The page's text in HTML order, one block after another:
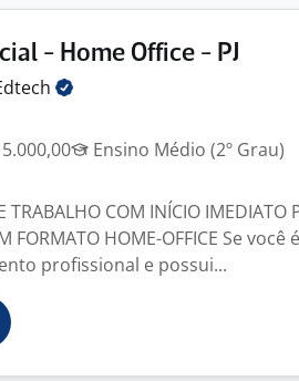
- Home Office - PJ
Ensino Médio (2º Grau)
TRABALHO COM INÍCIO IMEDIATO
FORMATO HOME-OFFICE Se você
profissional e possui...